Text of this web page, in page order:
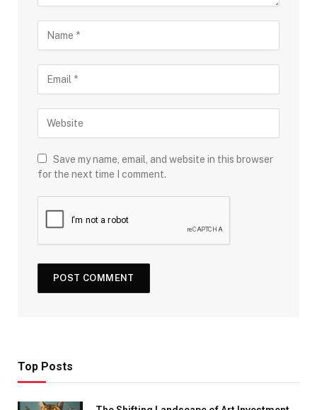
Save my name, email, and website in this browser
for the next time I comment.
Top Posts